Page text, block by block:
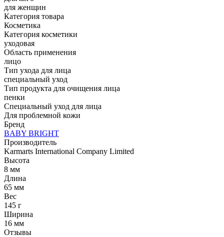
для женщин
Категория товара
Косметика
Категория косметики
уходовая
Область применения
лицо
Тип ухода для лица
специальный уход
Тип продукта для очищения лица
пенки
Специальный уход для лица
Для проблемной кожи
Бренд
BABY BRIGHT
Производитель
Karmarts International Company Limited
Высота
8 мм
Длина
65 мм
Вес
145 г
Ширина
16 мм
Отзывы